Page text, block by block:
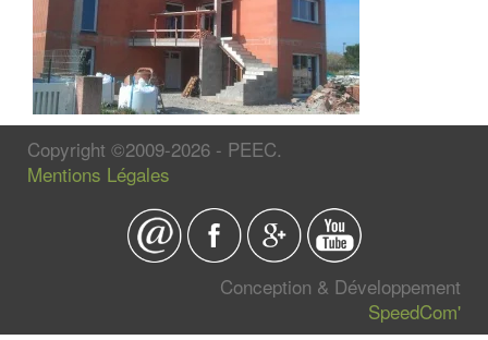
Copyright ©2009-2026 - PEEC.
Mentions Légales
Conception & Développement
SpeedCom'